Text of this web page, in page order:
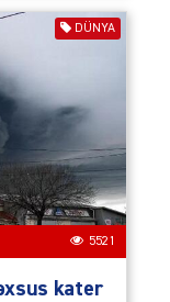
DÜNYA
5521
kater